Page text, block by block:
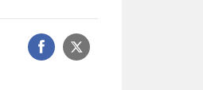
Facebook
Sosyal